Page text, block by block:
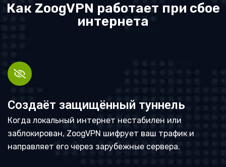
Как ZoogVPN работает при сбое
интернета
Создаёт защищённый туннель
Когда локальный интернет нестабилен или
заблокирован, ZoogVPN шифрует ваш трафик и
направляет его через зарубежные сервера.